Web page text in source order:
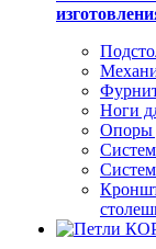
Ноги
Опоры